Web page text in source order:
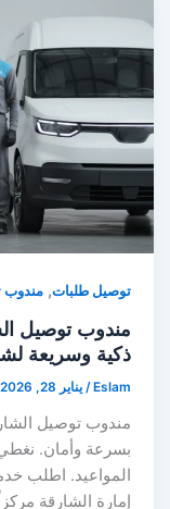
توصيل طلبات,مندوب
مندوب توصيل الشارقة
ذكية وسريعة
Eslam
/يناير 28, 2026
مندوب توصيل
بسرعة وأمان.
المواعيد. اطلب
إمارة الشارقة